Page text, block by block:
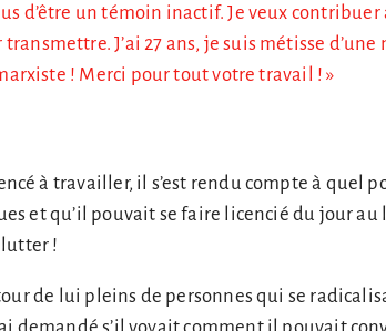
d’être un témoin inactif. Je veux contribuer
J’ai 27 ans, je suis métisse d’une
! Merci pour tout votre travail ! »
à travailler, il s’est rendu compte à quel
et qu’il pouvait se faire licencié du jour au
lutter !
de lui pleins de personnes qui se